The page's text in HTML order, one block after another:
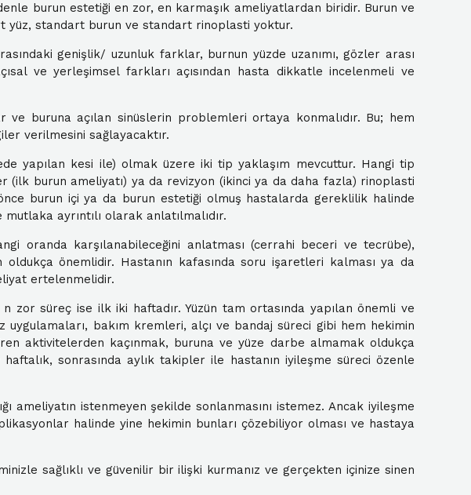
burun estetiği en zor, en karmaşık ameliyatlardan biridir. Burun ve
yüz, standart burun ve standart rinoplasti yoktur.
genişlik/ uzunluk farklar, burnun yüzde uzanımı, gözler arası
ve yerleşimsel farkları açısından hasta dikkatle incelenmeli ve
buruna açılan sinüslerin problemleri ortaya konmalıdır. Bu; hem
verilmesini sağlayacaktır.
yapılan kesi ile) olmak üzere iki tip yaklaşım mevcuttur. Hangi tip
(ilk burun ameliyatı) ya da revizyon (ikinci ya da daha fazla) rinoplasti
burun içi ya da burun estetiği olmuş hastalarda gereklilik halinde
ayrıntılı olarak anlatılmalıdır.
oranda karşılanabileceğini anlatması (cerrahi beceri ve tecrübe),
önemlidir. Hastanın kafasında soru işaretleri kalması ya da
ertelenmelidir.
zor süreç ise ilk iki haftadır. Yüzün tam ortasında yapılan önemli ve
bakım kremleri, alçı ve bandaj süreci gibi hem hekimin
aktivitelerden kaçınmak, buruna ve yüze darbe almamak oldukça
sonrasında aylık takipler ile hastanın iyileşme süreci özenle
istenmeyen şekilde sonlanmasını istemez. Ancak iyileşme
halinde yine hekimin bunları çözebiliyor olması ve hastaya
sağlıklı ve güvenilir bir ilişki kurmanız ve gerçekten içinize sinen